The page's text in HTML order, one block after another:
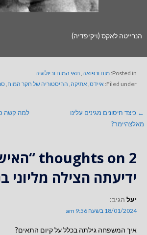
הנרייטה לאקס (ויקיפדיה)
Posted in: מוח ורפואה תאי המוח וביולוגיה
Filed under: איידס, אתיקה ההיסטוריה של חקר המוח
← כיצד חיסונים מגינים עלינו
מאלצהיימר?
למה קשה
2 thoughts on
ידיעתה הצילה מליוני
יעל הגיב:
18/01/2024 בשעה 9:56 am
איך המשפחה גילתה בכלל על קיום התאים?